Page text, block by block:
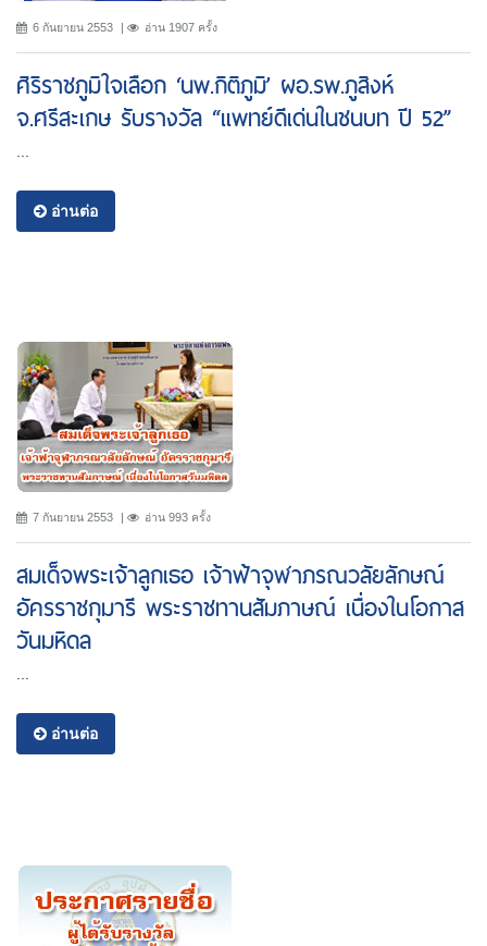
6 กันยายน 2553 อ่าน 1907 ครั้ง
ศิริราชภูมิใจเลือก ‘นพ.กิติภูมิ’ ผอ.รพ.ภูสิงห์
จ.ศรีสะเกษ รับรางวัล “แพทย์ดีเด่นในชนบท ปี 52”
อ่านต่อ
7 กันยายน 2553 อ่าน 993 ครั้ง
สมเด็จพระเจ้าลูกเธอ เจ้าฟ้าจุฬาภรณวลัยลักษณ์
อัครราชกุมารี พระราชทานสัมภาษณ์ เนื่องในโอกาส
วันมหิดล
อ่านต่อ